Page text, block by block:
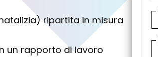
ripartita in misura
un rapporto di lavoro